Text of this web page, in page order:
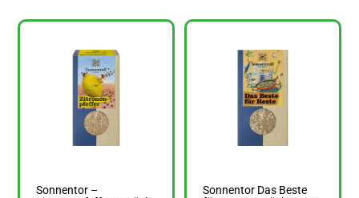
Sonnentor –
Sonnentor Das Beste